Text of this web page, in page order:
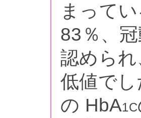
まって
83％、
認めら
低値で
の HbA1C